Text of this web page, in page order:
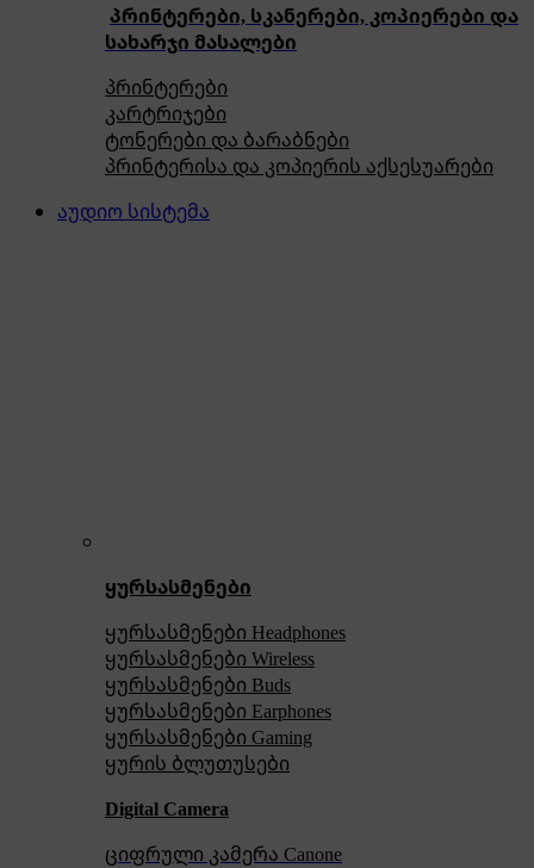
პრინტერები, სკანერები, კოპიერები და
სახარჯი მასალები
პრინტერები
კარტრიჯები
ტონერები და ბარაბნები
პრინტერისა და კოპიერის აქსესუარები
აუდიო სისტემა
ყურსასმენები
ყურსასმენები Headphones
ყურსასმენები Wireless
ყურსასმენები Buds
ყურსასმენები Earphones
ყურსასმენები Gaming
ყურის ბლუთუსები
Digital Camera
ციფრული კამერა Сanone